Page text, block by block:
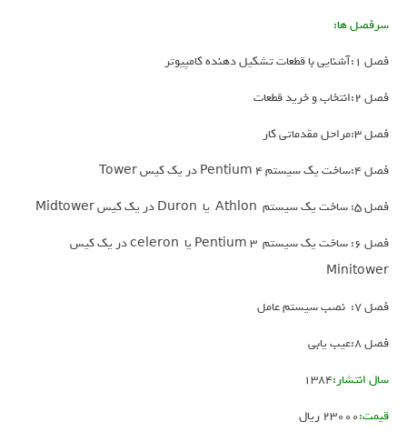
سرفصل ها:
فصل 1:آشنایی با قطعات تشکیل دهنده کامپیوتر
فصل 2:انتخاب و خرید قطعات
فصل 3:مراحل مقدماتی کار
فصل 4:ساخت یک سیستم Pentium 4 در یک کیس Tower
فصل 5: ساخت یک سیستم Athlon یا Duron در یک کیس Midtower
فصل 6: ساخت یک سیستم Pentium 3 یا celeron در یک کیس
Minitower
فصل 7: نصب سیستم عامل
فصل 8:عیب یابی
سال انتشار:1384
قیمت:23000 ریال